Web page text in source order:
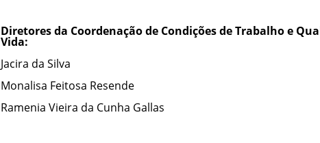
Diretores da Coordenação de Condições de Trabalho e
Vida:
Jacira da Silva
Monalisa Feitosa Resende
Ramenia Vieira da Cunha Gallas